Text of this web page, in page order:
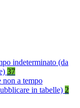
indeterminato (da
37
non a tempo
in tabelle) 2